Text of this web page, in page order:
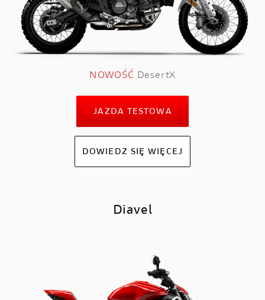
NOWOŚĆ DesertX
JAZDA TESTOWA
DOWIEDZ SIĘ WIĘCEJ
Diavel